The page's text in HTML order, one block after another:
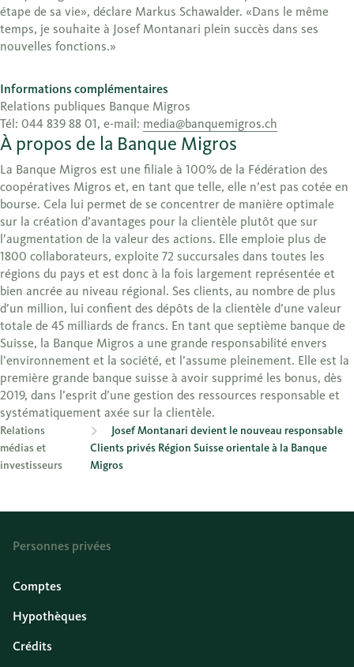
étape de sa vie», déclare Markus Schawalder. «Dans le même
temps, je souhaite à Josef Montanari plein succès dans ses
nouvelles fonctions.»
Informations complémentaires
Relations publiques Banque Migros
Tél: 044 839 88 01, e-mail: media@banquemigros.ch
À propos de la Banque Migros
La Banque Migros est une filiale à 100% de la Fédération des
coopératives Migros et, en tant que telle, elle n’est pas cotée en
bourse. Cela lui permet de se concentrer de manière optimale
sur la création d’avantages pour la clientèle plutôt que sur
l’augmentation de la valeur des actions. Elle emploie plus de
1800 collaborateurs, exploite 72 succursales dans toutes les
régions du pays et est donc à la fois largement représentée et
bien ancrée au niveau régional. Ses clients, au nombre de plus
d’un million, lui confient des dépôts de la clientèle d’une valeur
totale de 45 milliards de francs. En tant que septième banque de
Suisse, la Banque Migros a une grande responsabilité envers
l’environnement et la société, et l’assume pleinement. Elle est la
première grande banque suisse à avoir supprimé les bonus, dès
2019, dans l’esprit d’une gestion des ressources responsable et
systématiquement axée sur la clientèle.
Relations
médias et
investisseurs
Josef Montanari devient le nouveau responsable
Clients privés Région Suisse orientale à la Banque
Migros
Personnes privées
Comptes
Hypothèques
Crédits